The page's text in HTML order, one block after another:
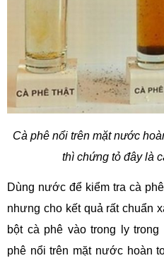
Cà phê nổi trên mặt nước
thì chứng tỏ đây là
Dùng nước để kiểm tra cà
nhưng cho kết quả rất chuẩn
bột cà phê vào trong ly
phê nổi trên mặt nước hoàn